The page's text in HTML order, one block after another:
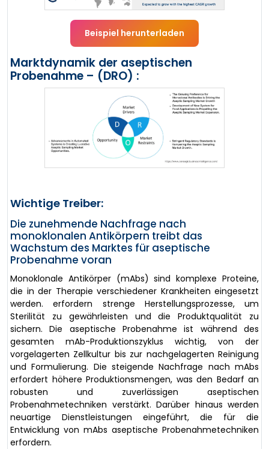
Beispiel herunterladen
Marktdynamik der aseptischen
Probenahme – (DRO) :
Wichtige Treiber:
Die zunehmende Nachfrage nach
monoklonalen Antikörpern treibt das
Wachstum des Marktes für aseptische
Probenahme voran
Monoklonale Antikörper (mAbs) sind komplexe Proteine,
die in der Therapie verschiedener Krankheiten eingesetzt
werden. erfordern strenge Herstellungsprozesse, um
Sterilität zu gewährleisten und die Produktqualität zu
sichern. Die aseptische Probenahme ist während des
gesamten mAb-Produktionszyklus wichtig, von der
vorgelagerten Zellkultur bis zur nachgelagerten Reinigung
und Formulierung. Die steigende Nachfrage nach mAbs
erfordert höhere Produktionsmengen, was den Bedarf an
robusten und zuverlässigen aseptischen
Probenahmetechniken verstärkt. Darüber hinaus werden
neuartige Dienstleistungen eingeführt, die für die
Entwicklung von mAbs aseptische Probenahmetechniken
erfordern.